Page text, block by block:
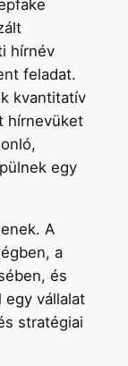
hírnév
feladat.
kvantitatív
hírnevüket
egy
A
a
és
egy vállalat
stratégiai